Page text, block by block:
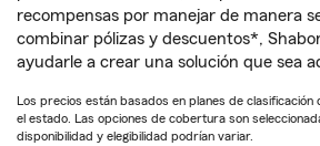
recompensas por manejar de manera
combinar pólizas y descuentos*,
ayudarle a crear una solución que sea
Los precios están basados en planes de clasificación
el estado. Las opciones de cobertura son
disponibilidad y elegibilidad podrían variar.